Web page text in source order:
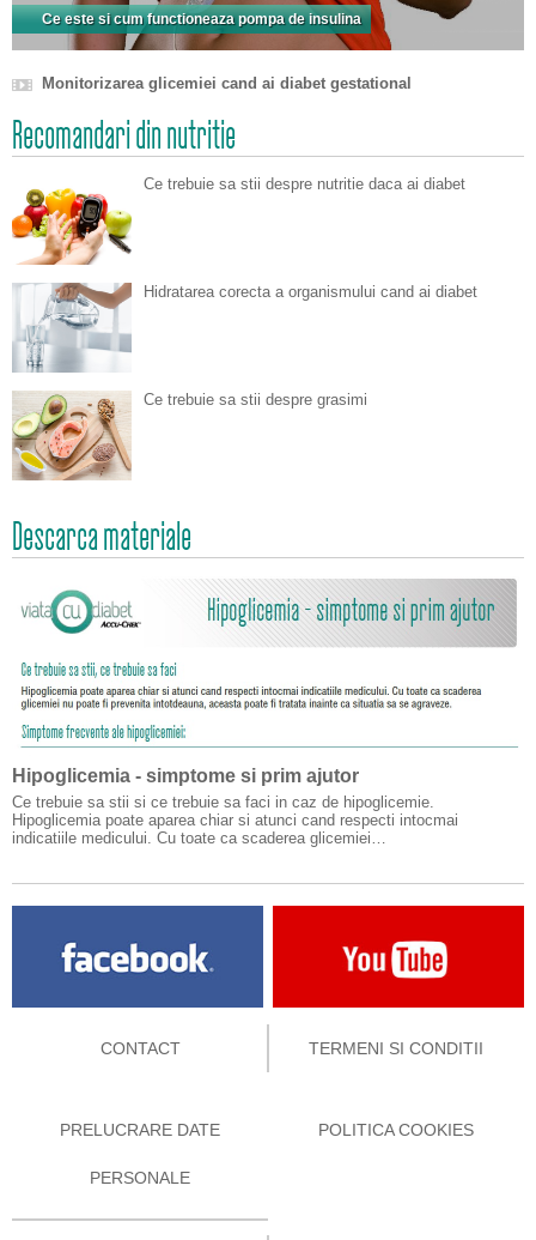
Ce este si cum functioneaza pompa de insulina
Monitorizarea glicemiei cand ai diabet gestational
Recomandari din nutritie
Ce trebuie sa stii despre nutritie daca ai diabet
Hidratarea corecta a organismului cand ai diabet
Ce trebuie sa stii despre grasimi
Descarca materiale
Hipoglicemia - simptome si prim ajutor
Ce trebuie sa stii si ce trebuie sa faci in caz de hipoglicemie.
Hipoglicemia poate aparea chiar si atunci cand respecti intocmai
indicatiile medicului. Cu toate ca scaderea glicemiei…
CONTACT TERMENI SI CONDITII
PRELUCRARE DATE
PERSONALE
POLITICA COOKIES